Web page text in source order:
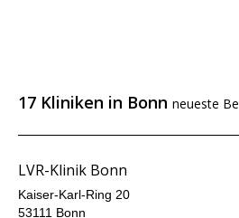
17 Kliniken in Bonn neueste
LVR-Klinik Bonn
Kaiser-Karl-Ring 20
53111 Bonn